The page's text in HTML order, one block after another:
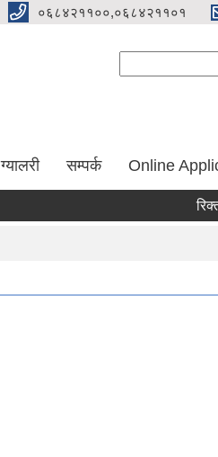
०६८४२११००,०६८४२११०१
ग्यालरी सम्पर्क Online
रिक्त